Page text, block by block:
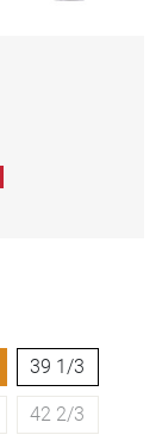
39 1/3
42 2/3